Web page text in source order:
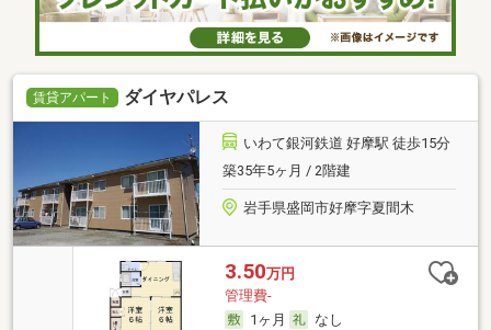
賃貸アパート ダイヤパレス
いわて銀河鉄道 好摩駅 徒歩15分
築35年5ヶ月 / 2階建
岩手県盛岡市好摩字夏間木
3.50万円
管理費-
1ヶ月
なし